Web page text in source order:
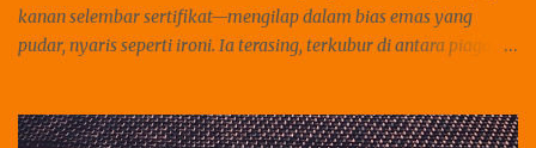
kanan selembar sertifikat—mengilap dalam bias emas yang
pudar, nyaris seperti ironi. Ia terasing, terkubur di antara piagam-
luka. Dan tak ada satu pun yang mencarinya. Di dalam